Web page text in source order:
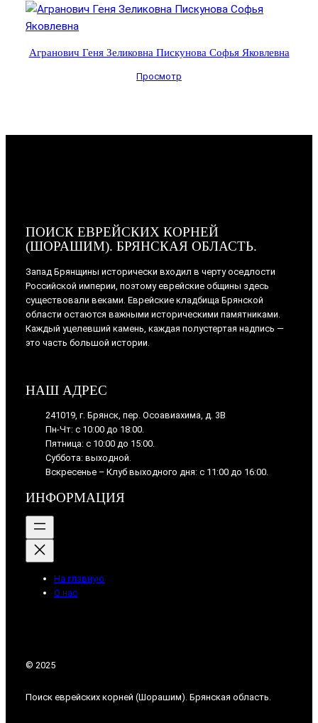
Агранович Геня Зеликовна Пискунова Софья Яковлевна
Просмотр
ПОИСК ЕВРЕЙСКИХ КОРНЕЙ
(ШОРАШИМ). БРЯНСКАЯ ОБЛАСТЬ.
Запад Брянщины исторически входил в черту оседлости
Российской империи, поэтому еврейские общины здесь
существовали веками. Еврейские кладбища Брянской
области остаются важными историческими памятниками.
Каждый уцелевший камень, каждая полустертая надпись —
это часть большой истории.
НАШ АДРЕС
241019, г. Брянск, пер. Осоавиахима, д. 3В
Пн-Чт: с 10:00 до 18:00.
Пятница: с 10:00 до 15:00.
Суббота: выходной.
Вскресенье – Клуб выходного дня: с 11:00 до 16:00.
ИНФОРМАЦИЯ
На главную
О нас
© 2025
Поиск еврейских корней (Шорашим). Брянская область.